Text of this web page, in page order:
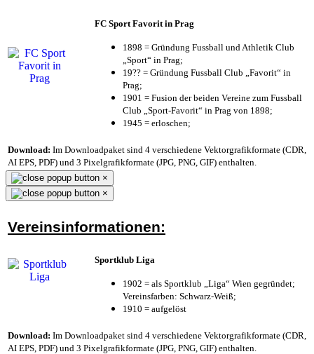
FC Sport Favorit in Prag
1898 = Gründung Fussball und Athletik Club
„Sport“ in Prag;
19?? = Gründung Fussball Club „Favorit“ in
Prag;
1901 = Fusion der beiden Vereine zum Fussball
Club „Sport-Favorit“ in Prag von 1898;
1945 = erloschen;
Download: Im Downloadpaket sind 4 verschiedene Vektorgrafikformate (CDR,
AI EPS, PDF) und 3 Pixelgrafikformate (JPG, PNG, GIF) enthalten.
×
×
Vereinsinformationen:
Sportklub Liga
1902 = als Sportklub „Liga“ Wien gegründet;
Vereinsfarben: Schwarz-Weiß;
1910 = aufgelöst
Download: Im Downloadpaket sind 4 verschiedene Vektorgrafikformate (CDR,
AI EPS, PDF) und 3 Pixelgrafikformate (JPG, PNG, GIF) enthalten.